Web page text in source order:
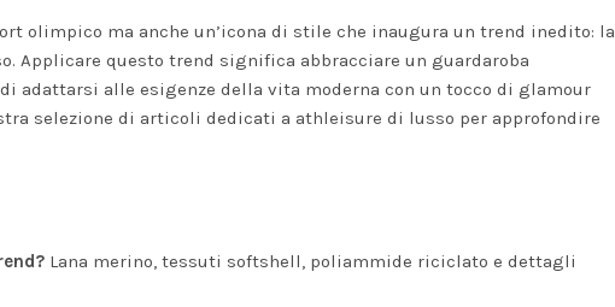
olimpico ma anche un’icona di stile che inaugura un trend inedito: la
Applicare questo trend significa abbracciare un guardaroba
adattarsi alle esigenze della vita moderna con un tocco di glamour
selezione di articoli dedicati a athleisure di lusso per approfondire
Lana merino, tessuti softshell, poliammide riciclato e dettagli